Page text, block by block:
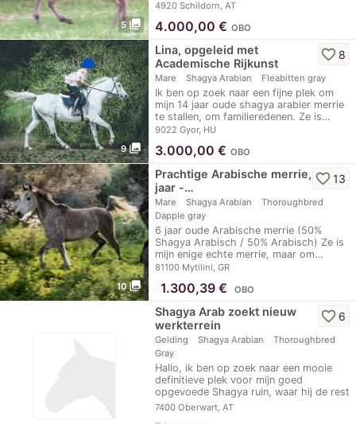
5 photo_library
4920 Schildorn, AT
4.000,00 € OBO
9 photo_library
Lina, opgeleid met
Academische Rijkunst
Mare Shagya Arabian Fleabitten gray
Ik ben op zoek naar een fijne plek om
mijn 14 jaar oude shagya arabier merrie
te stallen, om familieredenen. Ze is…
9022 Gyor, HU
favorite_border 8
3.000,00 € OBO
10 photo_library
Prachtige Arabische merrie, 6
jaar -…
Mare Shagya Arabian
Thoroughbred
Dapple gray
6 jaar oude Arabische merrie (50%
Shagya Arabisch / 50% Arabisch) Ze is
mijn enige echte merrie, maar om…
81100 Mytilini, GR
favorite_border13
1.300,39 € OBO
Shagya Arab zoekt nieuw
werkterrein
Gelding Shagya Arabian
Thoroughbred
Gray
Hallo, ik ben op zoek naar een mooie
definitieve plek voor mijn goed
opgevoede Shagya ruin, waar hij de rest
van…
7400 Oberwart, AT
favorite_border 6